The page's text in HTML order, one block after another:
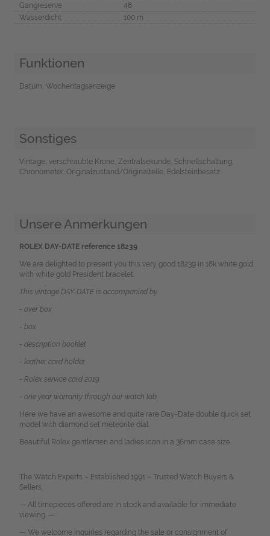
Gangreserve
48
Wasserdicht
100 m
Funktionen
Datum, Wochentagsanzeige
Sonstiges
Vintage, verschraubte Krone, Zentralsekunde, Schnellschaltung,
Chronometer, Originalzustand/Originalteile, Edelsteinbesatz
Unsere Anmerkungen
ROLEX DAY-DATE reference 18239
We are delighted to present you this very good 18239 in 18k white gold
with white gold President bracelet.
This vintage DAY-DATE is accompanied by:
- over box
- box
- description booklet
- leather card holder
- Rolex service card 2019
- one year warranty through our watch lab.
Here we have an awesome and quite rare Day-Date double quick set
model with diamond set meteorite dial.
Beautiful Rolex gentlemen and ladies icon in a 36mm case size.
The Watch Experts – Established 1991 – Trusted Watch Buyers &
Sellers.
— All timepieces offered are in stock and available for immediate
viewing. —
— We welcome inquiries regarding the sale or consignment of